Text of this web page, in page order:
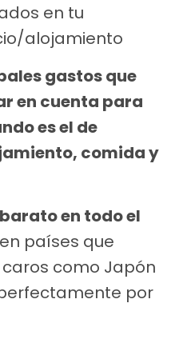
en tu
alojamiento
gastos que
en cuenta para
es el de
comida y
en todo el
países que
como Japón
por